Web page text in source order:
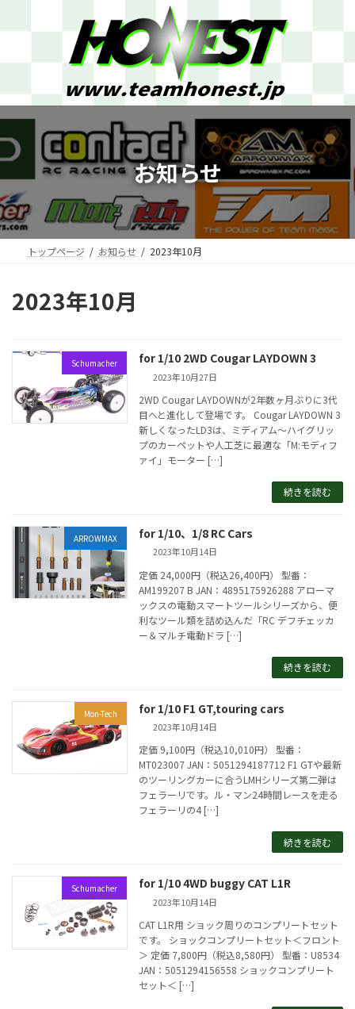
ス
キ
ッ
ン
に
移
お知らせ
トップページ お知らせ 2023年10月
2023年10月
Schumacher for 1/10 2WD Cougar LAYDOWN 3
2023年10月27日
2WD Cougar LAYDOWNが2年数ヶ月ぶりに3代
目へと進化して登場です。 Cougar LAYDOWN 3
新しくなったLD3は、ミディアム～ハイグリッ
プのカーペットや人工芝に最適な「M:モディフ
ァイ」モーター […]
続きを読む
ARROWMAX for 1/10、1/8 RC Cars
2023年10月14日
定価 24,000円（税込26,400円） 型番：
AM199207 B JAN：4895175926288 アローマ
ックスの電動スマートツールシリーズから、便
利なツール類を詰め込んだ「RC デフチェッカ
ー＆マルチ電動ドラ […]
続きを読む
Mon-Tech for 1/10 F1 GT,touring cars
2023年10月14日
定価 9,100円（税込10,010円） 型番：
MT023007 JAN：5051294187712 F1 GTや最新
のツーリングカーに合うLMHシリーズ第二弾は
フェラーリです。ル・マン24時間レースを走る
フェラーリの4 […]
続きを読む
Schumacher for 1/10 4WD buggy CAT L1R
2023年10月14日
CAT L1R用 ショック周りのコンプリートセット
です。 ショックコンプリートセット＜フロント
＞ 定価 7,800円（税込8,580円） 型番：U8534
JAN：5051294156558 ショックコンプリート
セット＜ […]